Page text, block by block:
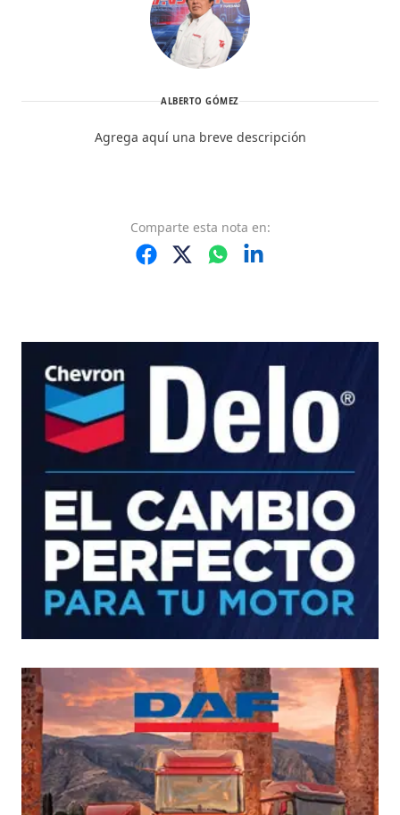
ALBERTO GÓMEZ
Agrega aquí una breve descripción
Comparte esta nota en: